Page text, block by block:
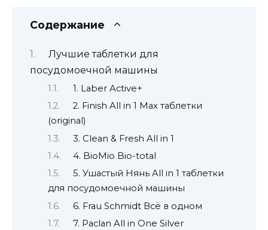
Содержание
Лучшие таблетки для
посудомоечной машины
1. Laber Active+
2. Finish All in 1 Max таблетки
(original)
3. Clean & Fresh All in 1
4. BioMio Bio-total
5. Ушастый Нянь All in 1 таблетки
для посудомоечной машины
6. Frau Schmidt Всё в одном
7. Paclan All in One Silver